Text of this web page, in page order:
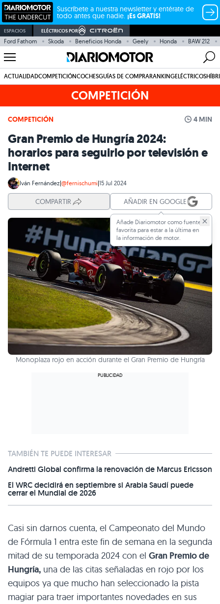
Suscríbete a nuestra newsletter y entérate de
todo antes que nadie. ¡Es GRATIS!
ESPACIOS ELÉCTRICOS POR
Ford Fathom Skoda Beneficios Honda Geely Honda BAW 212
ACTUALIDADCOMPETICIÓNCOCHESGUÍAS DE COMPRARANKINGELÉCTRICOS
COMPETICIÓN
COMPETICIÓN 4 MIN
Gran Premio de Hungría 2024:
horarios para seguirlo por televisión e
Internet
Iván Fernández|@fernischumi|15 Jul 2024
COMPARTIR AÑADIR EN GOOGLE
Añade Diariomotor como fuente
favorita para estar a la última en
la información de motor.
Monoplaza rojo en acción durante el Gran Premio de Hungría
TAMBIÉN TE PUEDE INTERESAR
Andretti Global confirma la renovación de Marcus Ericsson
El WRC decidirá en septiembre si Arabia Saudí puede
cerrar el Mundial de 2026
Casi sin darnos cuenta, el Campeonato del Mundo
de Fórmula 1 entra este fin de semana en la segunda
mitad de su temporada 2024 con el Gran Premio de
Hungría, una de las citas señaladas en rojo por los
equipos ya que mucho han seleccionado la pista
magiar para traer importantes novedades en sus